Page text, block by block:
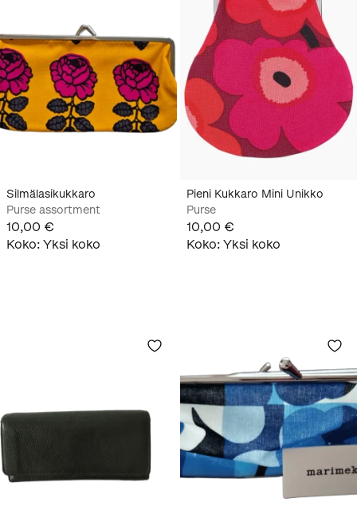
Silmälasikukkaro
Purse assortment
10,00 €
Koko: Yksi koko
Pieni Kukkaro Mini Unikko
Purse
10,00 €
Koko: Yksi koko